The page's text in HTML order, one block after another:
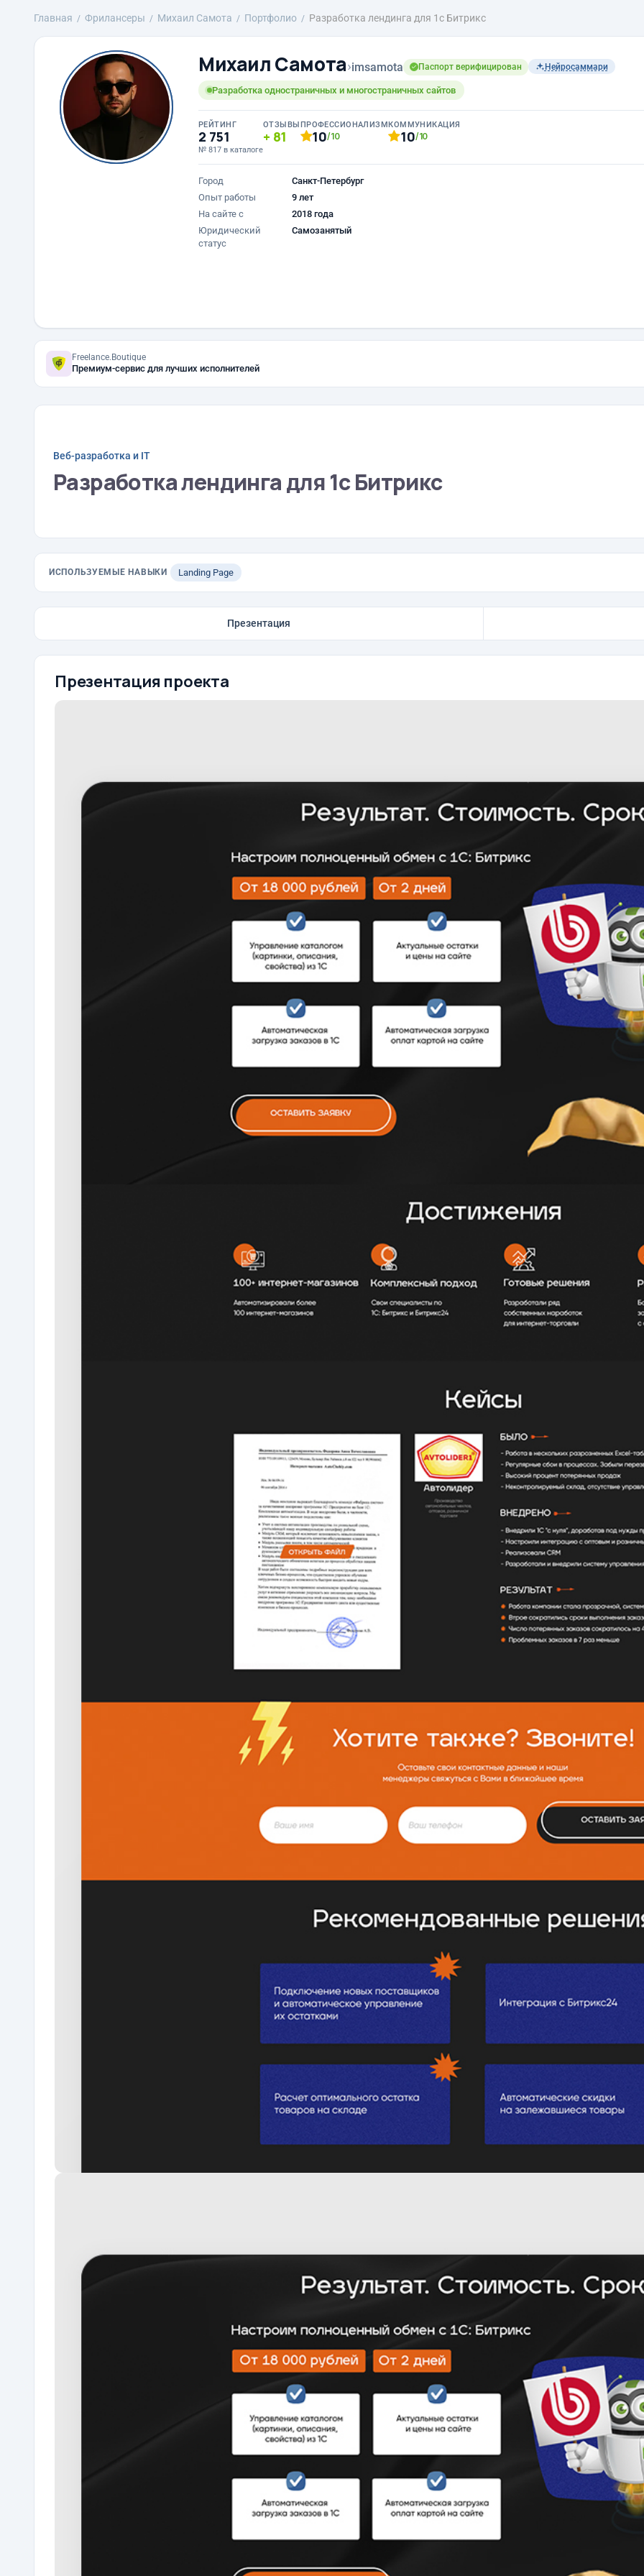
Главная Фрилансеры Михаил Самота Портфолио Разработка лендинга для 1с Битрикс
Михаил Самота›imsamota Паспорт верифицирован Нейросаммари
Разработка одностраничных и многостраничных сайтов
РЕЙТИНГ
2 751
№ 817 в каталоге
ОТЗЫВЫ
81
ПРОФЕССИОНАЛИЗМ
10/10
КОММУНИКАЦИЯ
10/10
Город
Санкт-Петербург
Опыт работы
9 лет
На сайте с
2018 года
Юридический
статус
Самозанятый
Freelance.Boutique
Премиум-сервис для лучших исполнителей
Веб-разработка и IT
Разработка лендинга для 1с Битрикс
ИСПОЛЬЗУЕМЫЕ НАВЫКИ Landing Page
Презентация
Презентация проекта